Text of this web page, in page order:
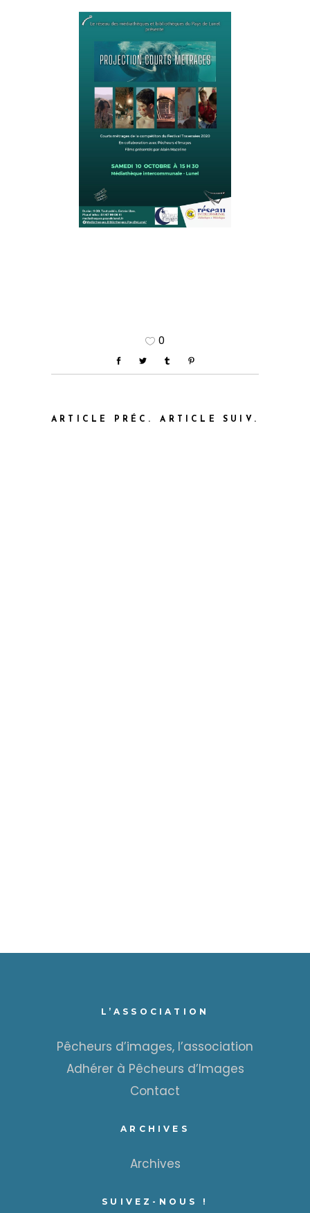
0
ARTICLE PRÉC. ARTICLE SUIV.
L’ASSOCIATION
Pêcheurs d’images, l’association
Adhérer à Pêcheurs d’Images
Contact
ARCHIVES
Archives
SUIVEZ-NOUS !